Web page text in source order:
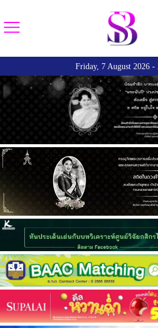
Friday, 7 August 2026 -